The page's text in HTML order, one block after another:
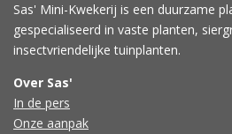
Sas' Mini-Kwekerij is een duurzame
gespecialiseerd in vaste planten,
insectvriendelijke tuinplanten.
Over Sas'
In de pers
Onze aanpak